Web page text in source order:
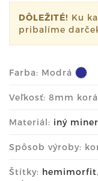
DÔLEŽITÉ! Ku
pribalíme
Farba: Modrá
Veľkosť: 8mm
Materiál: iný
Spôsob výroby:
Štítky: hemimorfit,